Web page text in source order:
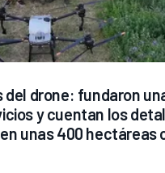
drone: fundaron
y cuentan los
unas 400 hectáreas